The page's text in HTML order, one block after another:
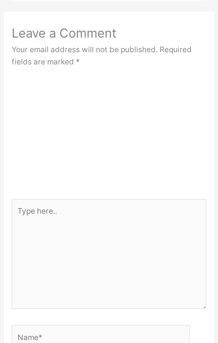
Leave a Comment
Your email address will not be published. Required
fields are marked *
here..